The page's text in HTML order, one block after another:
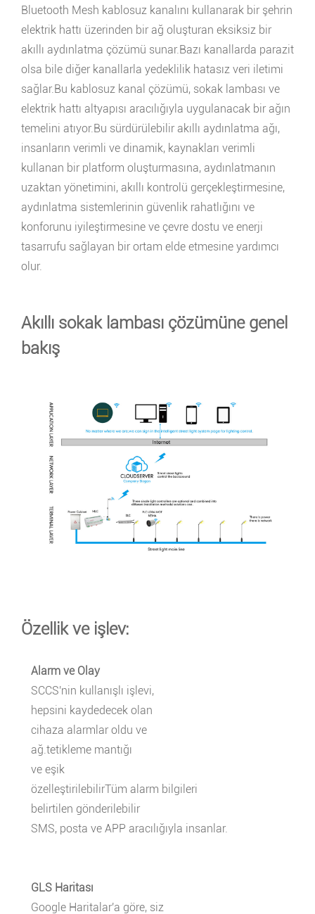
Bluetooth Mesh kablosuz kanalını kullanarak bir şehrin
elektrik hattı üzerinden bir ağ oluşturan eksiksiz bir
akıllı aydınlatma çözümü sunar.Bazı kanallarda parazit
olsa bile diğer kanallarla yedeklilik hatasız veri iletimi
sağlar.Bu kablosuz kanal çözümü, sokak lambası ve
elektrik hattı altyapısı aracılığıyla uygulanacak bir ağın
temelini atıyor.Bu sürdürülebilir akıllı aydınlatma ağı,
insanların verimli ve dinamik, kaynakları verimli
kullanan bir platform oluşturmasına, aydınlatmanın
uzaktan yönetimini, akıllı kontrolü gerçekleştirmesine,
aydınlatma sistemlerinin güvenlik rahatlığını ve
konforunu iyileştirmesine ve çevre dostu ve enerji
tasarrufu sağlayan bir ortam elde etmesine yardımcı
olur.
Akıllı sokak lambası çözümüne genel
bakış
Özellik ve işlev:
Alarm ve Olay
SCCS'nin kullanışlı işlevi,
hepsini kaydedecek olan
cihaza alarmlar oldu ve
ağ.tetikleme mantığı
ve eşik
özelleştirilebilirTüm alarm bilgileri
belirtilen gönderilebilir
SMS, posta ve APP aracılığıyla insanlar.
GLS Haritası
Google Haritalar'a göre, siz